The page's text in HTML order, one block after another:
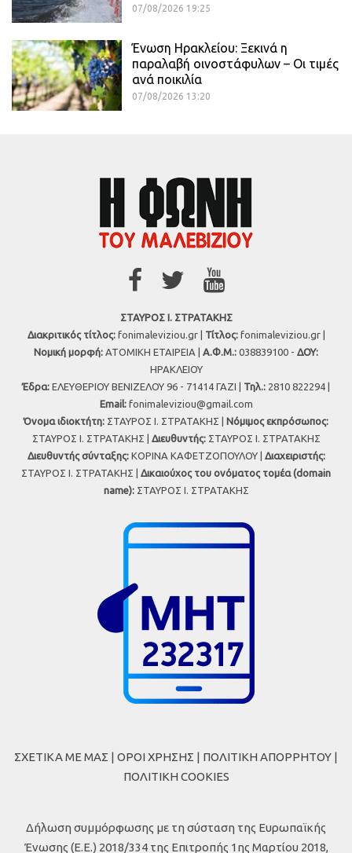
07/08/2026 19:25
Ένωση Ηρακλείου: Ξεκινά η
παραλαβή οινοστάφυλων – Οι τιμές
ανά ποικιλία
07/08/2026 13:20
ΣΤΑΥΡΟΣ Ι. ΣΤΡΑΤΑΚΗΣ
Διακριτικός τίτλος:fonimaleviziou.gr | Τίτλος:fonimaleviziou.gr |
Νομική μορφή: ΑΤΟΜΙΚΗ ΕΤΑΙΡΕΙΑ | Α.Φ.Μ.: 038839100 - ΔΟΥ:
ΗΡΑΚΛΕΙΟΥ
Έδρα: ΕΛΕΥΘΕΡΙΟΥ ΒΕΝΙΖΕΛΟΥ 96 - 71414 ΓΑΖΙ | Τηλ.: 2810 822294 |
Εmail: fonimaleviziou@gmail.com
Όνομα ιδιοκτήτη: ΣΤΑΥΡΟΣ Ι. ΣΤΡΑΤΑΚΗΣ | Νόμιμος εκπρόσωπος:
ΣΤΑΥΡΟΣ Ι. ΣΤΡΑΤΑΚΗΣ | Διευθυντής:ΣΤΑΥΡΟΣ Ι. ΣΤΡΑΤΑΚΗΣ
Διευθυντής σύνταξης:ΚΟΡΙΝΑ ΚΑΦΕΤΖΟΠΟΥΛΟΥ | Διαχειριστής:
ΣΤΑΥΡΟΣ Ι. ΣΤΡΑΤΑΚΗΣ | Δικαιούχος του ονόματος τομέα (domain
name):ΣΤΑΥΡΟΣ Ι. ΣΤΡΑΤΑΚΗΣ
ΣΧΕΤΙΚΑ ΜΕ ΜΑΣ | ΟΡΟΙ ΧΡΗΣΗΣ | ΠΟΛΙΤΙΚΗ ΑΠΟΡΡΗΤΟΥ |
ΠΟΛΙΤΙΚΗ COOKIES
Δήλωση συμμόρφωσης με τη σύσταση της Ευρωπαϊκής
Ένωσης (Ε.Ε.) 2018/334 της Επιτροπής 1ης Μαρτίου 2018,